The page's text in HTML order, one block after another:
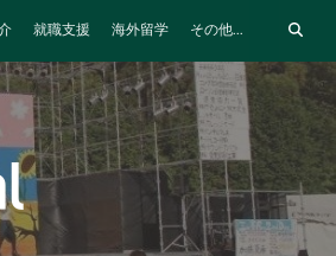
就職支援 海外留学 その他...